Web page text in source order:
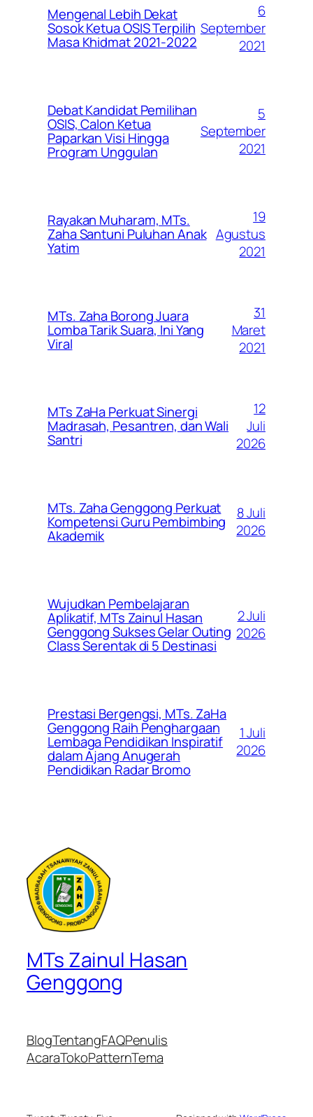
Mengenal Lebih Dekat
Sosok Ketua OSIS Terpilih
Masa Khidmat 2021-2022
6
September
2021
Debat Kandidat Pemilihan
OSIS, Calon Ketua
Paparkan Visi Hingga
Program Unggulan
5
September
2021
Rayakan Muharam, MTs.
Zaha Santuni Puluhan Anak
Yatim
19
Agustus
2021
MTs. Zaha Borong Juara
Lomba Tarik Suara, Ini Yang
Viral
31
Maret
2021
MTs ZaHa Perkuat Sinergi
Madrasah, Pesantren, dan Wali
Santri
12
Juli
2026
MTs. Zaha Genggong Perkuat
Kompetensi Guru Pembimbing
Akademik
8 Juli
2026
Wujudkan Pembelajaran
Aplikatif, MTs Zainul Hasan
Genggong Sukses Gelar Outing
Class Serentak di 5 Destinasi
2 Juli
2026
Prestasi Bergengsi, MTs. ZaHa
Genggong Raih Penghargaan
Lembaga Pendidikan Inspiratif
dalam Ajang Anugerah
Pendidikan Radar Bromo
1 Juli
2026
MTs Zainul Hasan
Genggong
BlogTentangFAQPenulis
AcaraTokoPatternTema